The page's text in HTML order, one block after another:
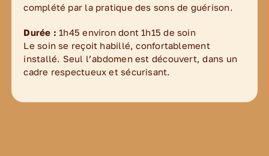
complété par la pratique des sons de guérison.
Durée : 1h45 environ dont 1h15 de soin
Le soin se reçoit habillé, confortablement
installé. Seul l’abdomen est découvert, dans un
cadre respectueux et sécurisant.